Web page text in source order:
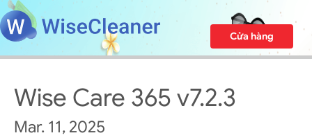
Cửa hàng
Wise Care 365 v7.2.3
Mar. 11, 2025